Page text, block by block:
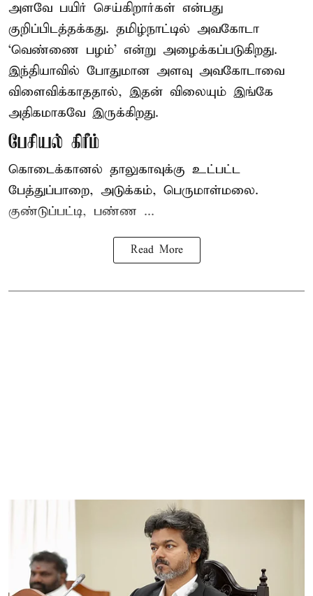
அளவே பயிர் செய்கிறார்கள் என்பது
குறிப்பிடத்தக்கது. தமிழ்நாட்டில் அவகோடா
‘வெண்ணை பழம்’ என்று அழைக்கப்படுகிறது.
இந்தியாவில் போதுமான அளவு அவகோடாவை
விளைவிக்காததால், இதன் விலையும் இங்கே
அதிகமாகவே இருக்கிறது.
பேசியல் கிரீம்
கொடைக்கானல் தாலுகாவுக்கு உட்பட்ட
பேத்துப்பாறை, அடுக்கம், பெருமாள்மலை.
குண்டுப்பட்டி, பண்ண ...
Read More